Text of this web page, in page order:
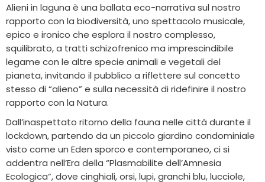
Alieni in laguna è una ballata eco-narrativa sul nostro
rapporto con la biodiversità, uno spettacolo musicale,
epico e ironico che esplora il nostro complesso,
squilibrato, a tratti schizofrenico ma imprescindibile
legame con le altre specie animali e vegetali del
pianeta, invitando il pubblico a riflettere sul concetto
stesso di “alieno” e sulla necessità di ridefinire il nostro
rapporto con la Natura.
Dall’inaspettato ritorno della fauna nelle città durante il
lockdown, partendo da un piccolo giardino condominiale
visto come un Eden sporco e contemporaneo, ci si
addentra nell’Era della “Plasmabilite dell’Amnesia
Ecologica”, dove cinghiali, orsi, lupi, granchi blu, lucciole,